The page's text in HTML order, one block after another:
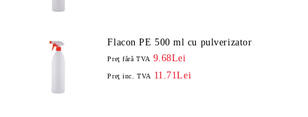
Flacon PE 500 ml cu pulverizator
Preţ fără TVA 9.68Lei
Preţ inc. TVA 11.71Lei